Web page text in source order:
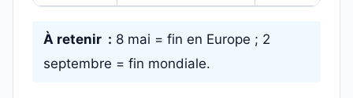
À retenir : 8 mai = fin en Europe ; 2
septembre = fin mondiale.